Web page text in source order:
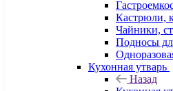
Кастрюли,
Чайники,
Подносы
Кухонная утварь
Назад